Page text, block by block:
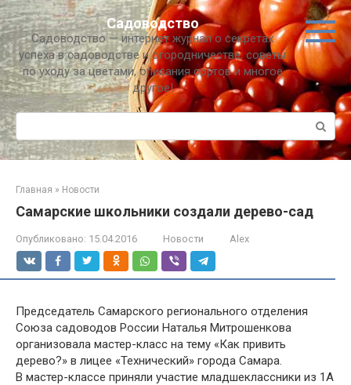
Перейти
к
контенту
Садоводство
Садоводство — интернет журнал о секретах
успеха в садоводстве и огородничестве, советы
по уходу за цветами, описания сортов и многое
другое!
Поиск:
Главная » Новости
Самарские школьники создали дерево-сад
Опубликовано: 15.04.2016 Новости Alex
Председатель Самарского регионального отделения
Союза садоводов России Наталья Митрошенкова
организовала мастер-класс на тему «Как привить
дерево?» в лицее «Технический» города Самара.
В мастер-классе приняли участие младшеклассники из 1А